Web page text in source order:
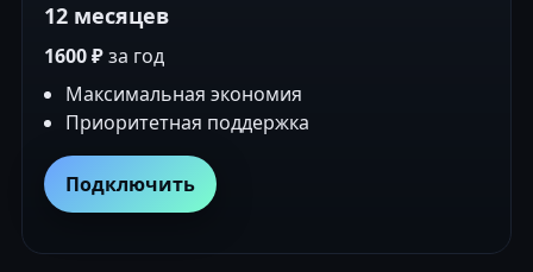
12 месяцев
1600 ₽за год
Максимальная экономия
Приоритетная поддержка
Подключить